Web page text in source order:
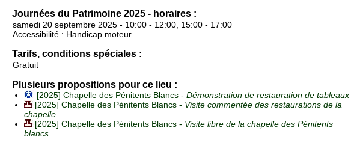
Journées du Patrimoine 2025 - horaires :
samedi 20 septembre 2025 - 10:00 - 12:00, 15:00 - 17:00
Accessibilité : Handicap moteur
Tarifs, conditions spéciales :
Gratuit
Plusieurs propositions pour ce lieu :
[2025] Chapelle des Pénitents Blancs - Démonstration de restauration de tableaux
[2025] Chapelle des Pénitents Blancs - Visite commentée des restaurations de la
chapelle
[2025] Chapelle des Pénitents Blancs - Visite libre de la chapelle des Pénitents
blancs